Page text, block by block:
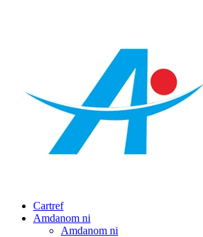
Cartref
Amdanom ni
Amdanom ni